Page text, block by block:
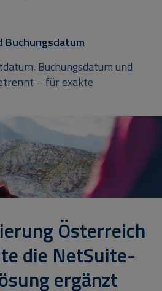
Buchungsdatum
Buchungsdatum und
– für exakte
Österreich
die NetSuite-
ergänzt